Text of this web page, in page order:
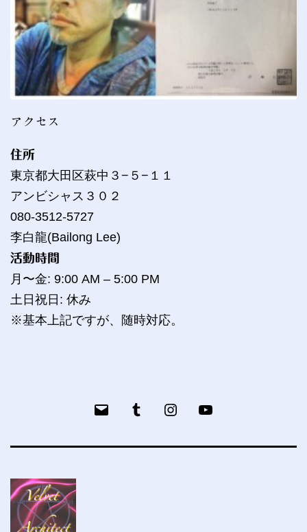
アクセス
住所
東京都大田区萩中３−５−１１
アンビシャス３０２
080-3512-5727
李白龍(Bailong Lee)
活動時間
月〜金: 9:00 AM – 5:00 PM
土日祝日: 休み
※基本上記ですが、随時対応。
Tumblr bailog